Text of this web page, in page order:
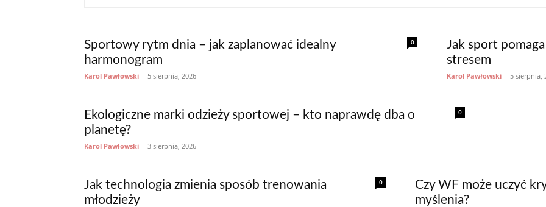
0
Sportowy rytm dnia – jak zaplanować idealny
harmonogram
Karol Pawłowski - 5 sierpnia, 2026
Jak sport
stresem
Karol Pawłowski - 5 sierpnia,
0
Ekologiczne marki odzieży sportowej – kto naprawdę dba o
planetę?
Karol Pawłowski - 3 sierpnia, 2026
0
Jak technologia zmienia sposób trenowania
młodzieży
Czy WF może uczyć
myślenia?